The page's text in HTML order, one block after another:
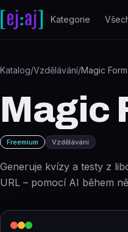
Přeskočit na obsah
Kategorie
Katalog/Vzdělávání/Magic Form
Magic
Freemium Vzdělávání
Generuje kvízy a testy z
URL – pomocí AI během